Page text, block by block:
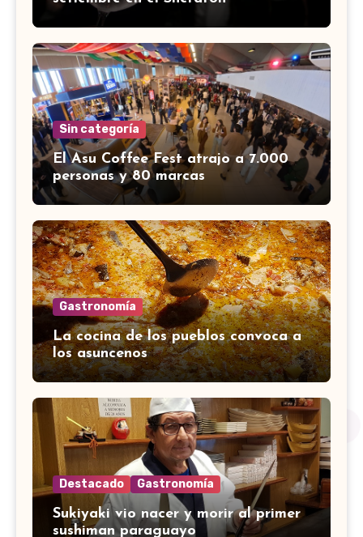
Sin categoría
El Asu Coffee Fest atrajo a 7.000
personas y 80 marcas
Gastronomía
La cocina de los pueblos convoca a
los asuncenos
Destacado Gastronomía
Sukiyaki vio nacer y morir al primer
sushiman paraguayo